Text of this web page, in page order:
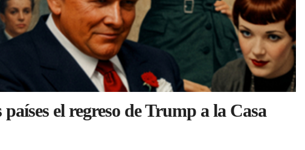
el regreso de Trump a la Casa